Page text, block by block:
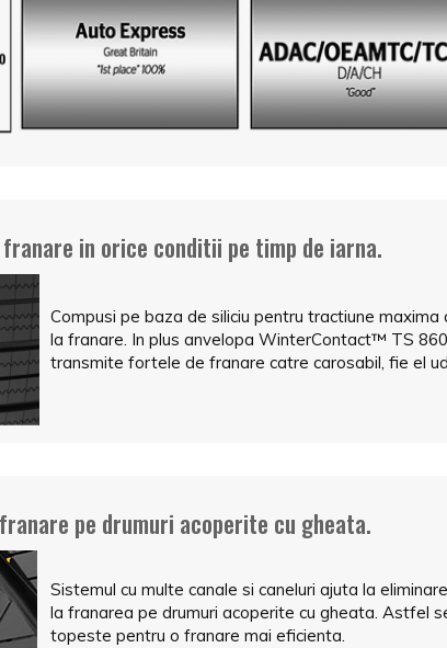
in orice conditii pe timp de iarna.
Compusi pe baza de siliciu pentru tractiune
la franare. In plus anvelopa WinterContact™ TS
transmite fortele de franare catre carosabil, fie el
pe drumuri acoperite cu gheata.
Sistemul cu multe canale si caneluri ajuta la
la franarea pe drumuri acoperite cu gheata. Astfel
topeste pentru o franare mai eficienta.